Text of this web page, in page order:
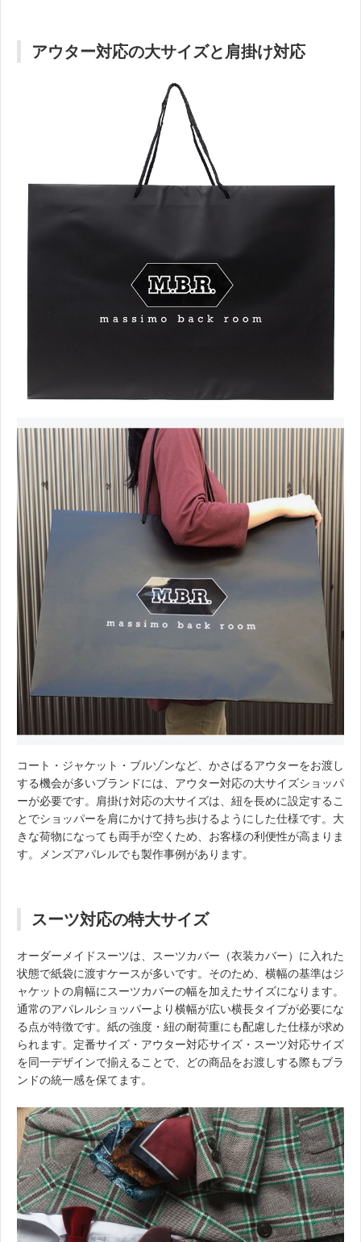
アウター対応の大サイズと肩掛け対応
コート・ジャケット・ブルゾンなど、かさばるアウターをお渡し
する機会が多いブランドには、アウター対応の大サイズショッパ
ーが必要です。肩掛け対応の大サイズは、紐を長めに設定するこ
とでショッパーを肩にかけて持ち歩けるようにした仕様です。大
きな荷物になっても両手が空くため、お客様の利便性が高まりま
す。メンズアパレルでも製作事例があります。
スーツ対応の特大サイズ
オーダーメイドスーツは、スーツカバー（衣装カバー）に入れた
状態で紙袋に渡すケースが多いです。そのため、横幅の基準はジ
ャケットの肩幅にスーツカバーの幅を加えたサイズになります。
通常のアパレルショッパーより横幅が広い横長タイプが必要にな
る点が特徴です。紙の強度・紐の耐荷重にも配慮した仕様が求め
られます。定番サイズ・アウター対応サイズ・スーツ対応サイズ
を同一デザインで揃えることで、どの商品をお渡しする際もブラ
ンドの統一感を保てます。